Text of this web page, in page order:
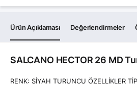
Ürün Açıklaması Değerlendirmeler
SALCANO HECTOR 26 MD
RENK: SİYAH TURUNCU ÖZELLİKLER